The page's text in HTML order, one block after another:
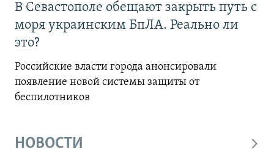
В Севастополе обещают закрыть путь с
моря украинским БпЛА. Реально ли
это?
Российские власти города анонсировали
появление новой системы защиты от
беспилотников
НОВОСТИ